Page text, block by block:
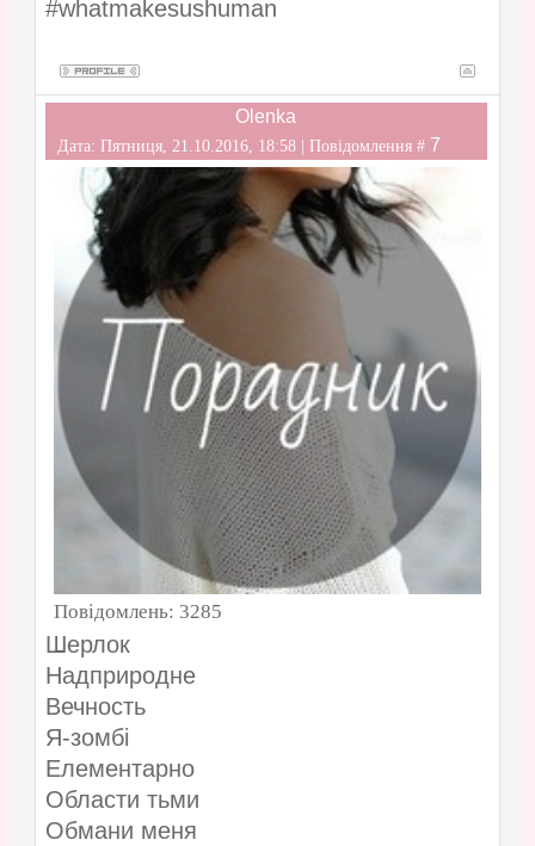
#whatmakesushuman
Olenka
Дата: Пятниця, 21.10.2016, 18:58 | Повідомлення # 7
Повідомлень: 3285
Шерлок
Надприродне
Вечность
Я-зомбі
Елементарно
Области тьми
Обмани меня